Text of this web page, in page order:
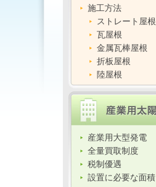
施工方法
ストレート屋根
瓦屋根
金属瓦棒屋根
折板屋根
陸屋根
産業用大型発電
全量買取制度
税制優遇
設置に必要な面積